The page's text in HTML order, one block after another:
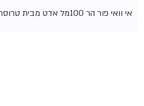
אי וואי פור הר 100מל אדט מבית טרוסרדי